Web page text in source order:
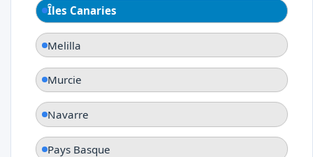
Îles Canaries
Melilla
Murcie
Navarre
Pays Basque